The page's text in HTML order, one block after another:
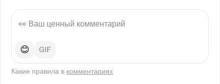
😊
Какие правила в комментариях